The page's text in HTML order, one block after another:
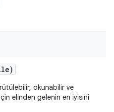
okunabilir ve
elinden gelenin en iyisini